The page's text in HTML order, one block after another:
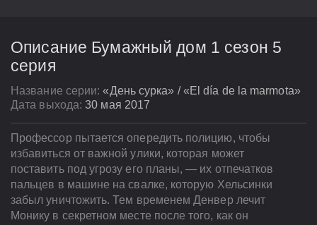
Описание Бумажный дом 1 сезон 5
серия
Название серии:«День сурка» / «El día de la marmota»
Дата выхода:30 мая 2017
Профессор пытается опередить полицию, чтобы
избавиться от важной улики, которая может
поставить под угрозу его планы, — их отпечатков
пальцев в машине на свалке, которую Хельсинки
забыл уничтожить. Тем временем Денвер лечит
Монику в секретном месте после того, как он